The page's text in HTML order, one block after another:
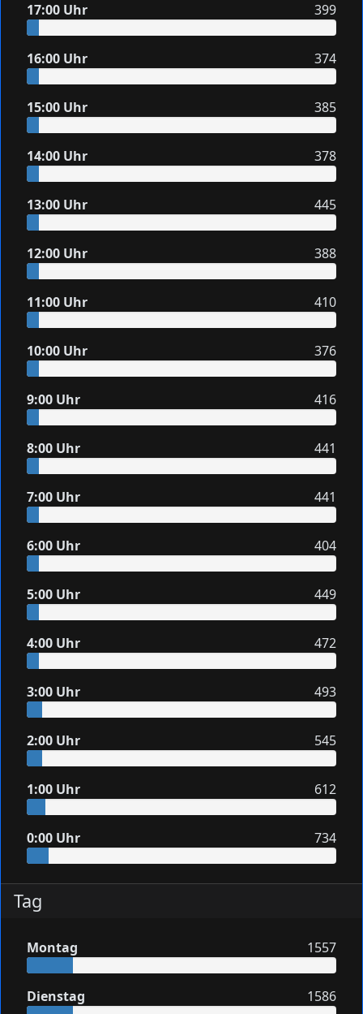
17:00 Uhr 399
16:00 Uhr 374
15:00 Uhr 385
14:00 Uhr 378
13:00 Uhr 445
12:00 Uhr 388
11:00 Uhr 410
10:00 Uhr 376
9:00 Uhr 416
8:00 Uhr 441
7:00 Uhr 441
6:00 Uhr 404
5:00 Uhr 449
4:00 Uhr 472
3:00 Uhr 493
2:00 Uhr 545
1:00 Uhr 612
0:00 Uhr 734
Tag
Montag 1557
Dienstag 1586